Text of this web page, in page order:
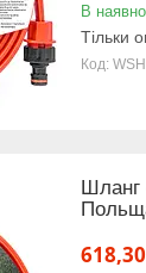
В
Тільки
Шланг